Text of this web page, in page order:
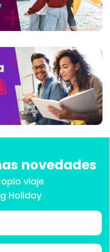
novedades
viaje
Holiday